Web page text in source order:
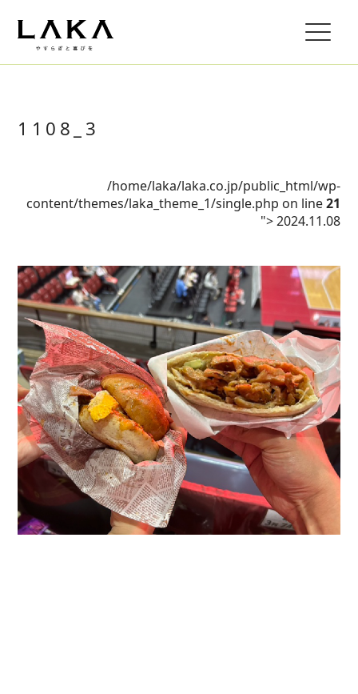
1108_3
/home/laka/laka.co.jp/public_html/wp-
content/themes/laka_theme_1/single.php on line21
">2024.11.08